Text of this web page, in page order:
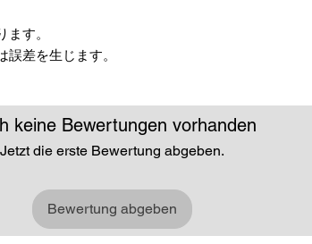
す。
差を生じます。
keine Bewertungen vorhanden
Jetzt die erste Bewertung abgeben.
Bewertung abgeben